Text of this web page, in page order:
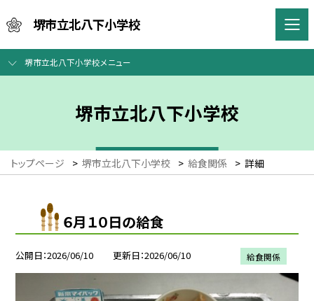
堺市立北八下小学校
堺市立北八下小学校メニュー
堺市立北八下小学校
トップページ > 堺市立北八下小学校 > 給食関係 > 詳細
６月１０日の給食
公開日 2026/06/10 更新日 2026/06/10 給食関係